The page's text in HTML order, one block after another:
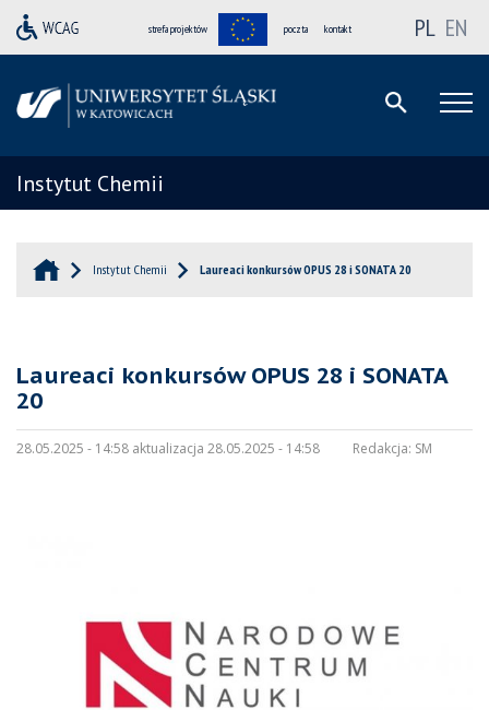
strefa projektów poczta kontakt PL EN
Instytut Chemii
Instytut Chemii Laureaci konkursów OPUS 28 i SONATA 20
Laureaci konkursów OPUS 28 i SONATA
20
28.05.2025 - 14:58 aktualizacja 28.05.2025 - 14:58 Redakcja: SM